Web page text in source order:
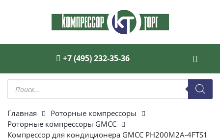
+7 (495) 232-35-36
Поиск
товаров
Главная
Роторные компрессоры
Роторные компрессоры GMCC
Компрессор для кондиционера GMCC PH200M2A-4FTS1